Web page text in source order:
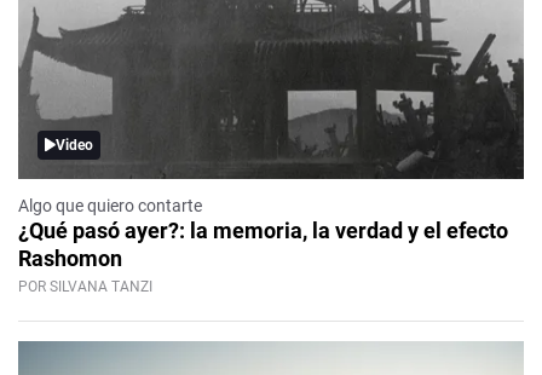
Video
Algo que quiero contarte
¿Qué pasó ayer?: la memoria, la verdad y el efecto
Rashomon
POR SILVANA TANZI